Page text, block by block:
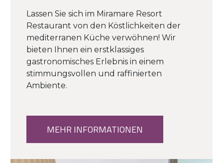
Lassen Sie sich im Miramare Resort
Restaurant von den Köstlichkeiten der
mediterranen Küche verwöhnen! Wir
bieten Ihnen ein erstklassiges
gastronomisches Erlebnis in einem
stimmungsvollen und raffinierten
Ambiente.
MEHR INFORMATIONEN